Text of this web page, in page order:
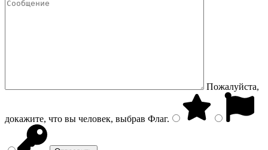
Пожалуйста,
докажите, что вы человек, выбрав Флаг.